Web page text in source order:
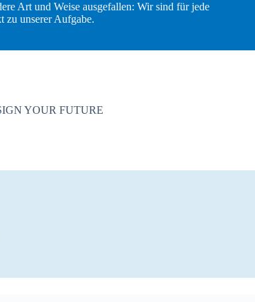
Art und Weise ausgefallen: Wir sind für jede
zu unserer Aufgabe.
YOUR FUTURE